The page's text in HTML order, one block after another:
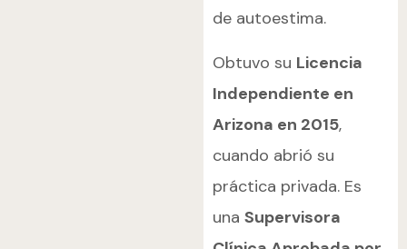
de autoestima.
Obtuvo su Licencia
Independiente en
Arizona en 2015,
cuando abrió su
práctica privada. Es
una Supervisora